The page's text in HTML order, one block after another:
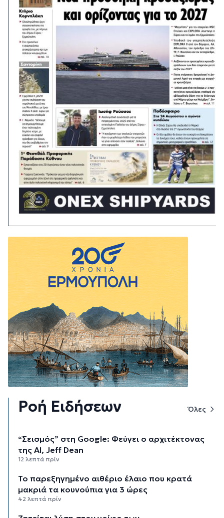
Ροή Ειδήσεων Όλες
“Σεισμός” στη Google: Φεύγει ο αρχιτέκτονας
της AI, Jeff Dean
12 λεπτά πρίν
Το παρεξηγημένο αιθέριο έλαιο που κρατά
μακριά τα κουνούπια για 3 ώρες
42 λεπτά πρίν